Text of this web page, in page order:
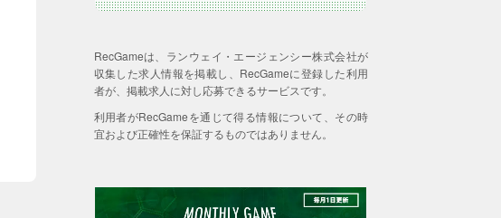
RecGameは、ランウェイ・エージェンシー株式会社が
収集した求人情報を掲載し、RecGameに登録した利用
者が、掲載求人に対し応募できるサービスです。
利用者がRecGameを通じて得る情報について、その時
宜および正確性を保証するものではありません。